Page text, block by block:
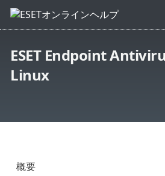
ESET Endpoint
Linux